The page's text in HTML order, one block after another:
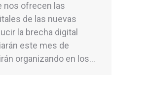
nos ofrecen las
de las nuevas
la brecha digital
este mes de
organizando en los…